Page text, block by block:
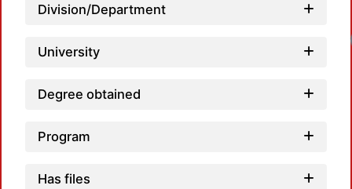
Division/Department
University
Degree obtained
Program
Has files